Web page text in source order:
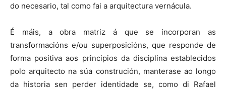
do necesario, tal como fai a arquitectura vernácula.
É máis, a obra matriz á que se incorporan as
transformacións e/ou superposicións, que responde de
forma positiva aos principios da disciplina establecidos
polo arquitecto na súa construción, manterase ao longo
da historia sen perder identidade se, como di Rafael